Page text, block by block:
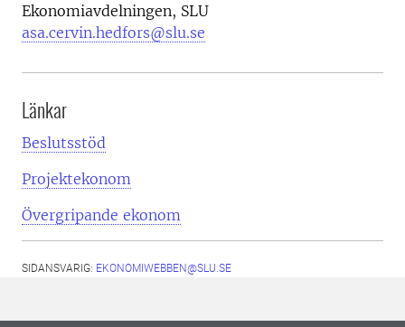
Ekonomiavdelningen, SLU
asa.cervin.hedfors@slu.se
Länkar
Beslutsstöd
Projektekonom
Övergripande ekonom
SIDANSVARIG: EKONOMIWEBBEN@SLU.SE